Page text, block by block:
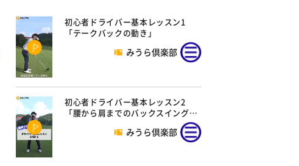
初心者ドライバー基本レッスン1
「テークバックの動き」
みうら倶楽部
初心者ドライバー基本レッスン2
「腰から肩までのバックスイング…
みうら倶楽部